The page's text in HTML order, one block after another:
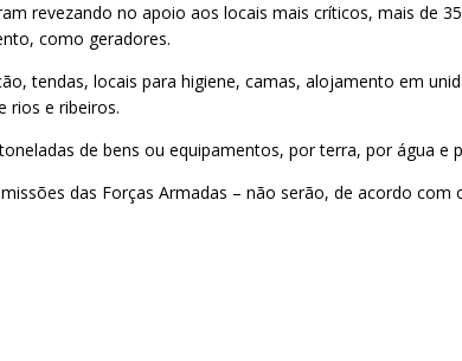
revezando no apoio aos locais mais críticos, mais de
como geradores.
tendas, locais para higiene, camas, alojamento em
rios e ribeiros.
de bens ou equipamentos, por terra, por água
das Forças Armadas – não serão, de acordo